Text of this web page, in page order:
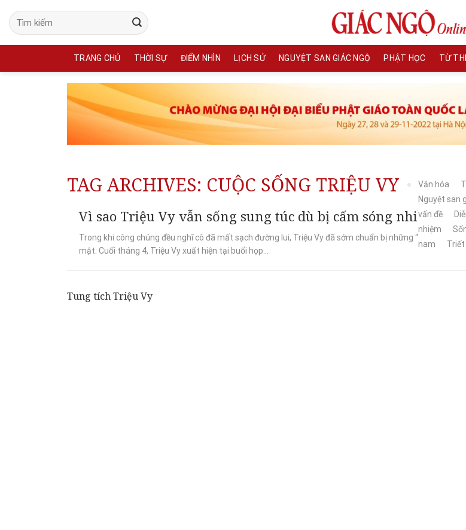
content
TRANG CHỦ THỜI SỰ ĐIỂM NHÌN LỊCH SỬ NGUYỆT SAN GIÁC NGỘ PHẬT HỌC TỪ
TAG ARCHIVES: CUỘC SỐNG TRIỆU VY Văn hóa
Nguyệt san
vấn đề
nhiệm
nam
Vì sao Triệu Vy vẫn sống sung túc dù bị cấm sóng nhiều
Trong khi công chúng đều nghĩ cô đã mất sạch đường lui, Triệu Vy đã sớm chuẩn bị những “lá bài bảo
mật. Cuối tháng 4, Triệu Vy xuất hiện tại buổi họp...
Tung tích Triệu Vy